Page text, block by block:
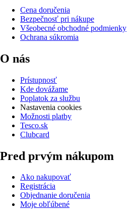
Cena doručenia
Bezpečnosť pri nákupe
Všeobecné obchodné podmienky
Ochrana súkromia
O nás
Prístupnosť
Kde dovážame
Poplatok za službu
Nastavenia cookies
Možnosti platby
Tesco.sk
Clubcard
Pred prvým nákupom
Ako nakupovať
Registrácia
Objednanie doručenia
Moje obľúbené